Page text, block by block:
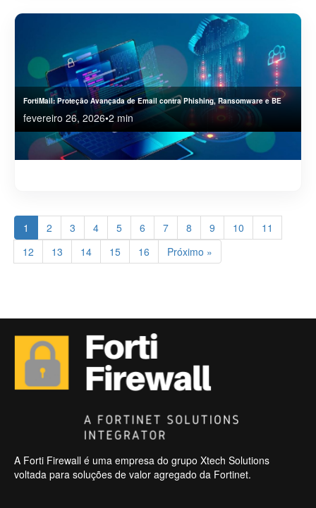
FortiMail: Proteção Avançada de Email contra Phishing, Ransomware e BE
fevereiro 26, 2026•2 min
1 2 3 4 5 6 7 8 9 10
11
12
13 14 15 16 Próximo »
A Forti Firewall é uma empresa do grupo Xtech Solutions
voltada para soluções de valor agregado da Fortinet.